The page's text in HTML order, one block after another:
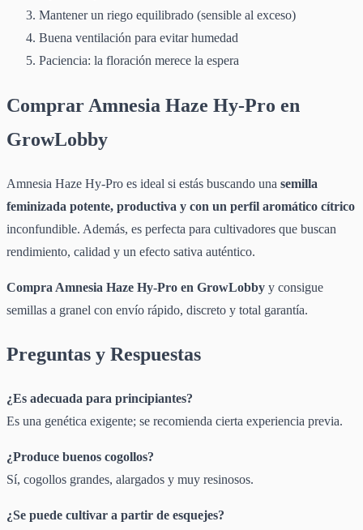
Mantener un riego equilibrado (sensible al exceso)
Buena ventilación para evitar humedad
Paciencia: la floración merece la espera
Comprar Amnesia Haze Hy-Pro en
GrowLobby
Amnesia Haze Hy-Pro es ideal si estás buscando una semilla
feminizada potente, productiva y con un perfil aromático cítrico
inconfundible. Además, es perfecta para cultivadores que buscan
rendimiento, calidad y un efecto sativa auténtico.
Compra Amnesia Haze Hy-Pro en GrowLobby y consigue
semillas a granel con envío rápido, discreto y total garantía.
Preguntas y Respuestas
¿Es adecuada para principiantes?
Es una genética exigente; se recomienda cierta experiencia previa.
¿Produce buenos cogollos?
Sí, cogollos grandes, alargados y muy resinosos.
¿Se puede cultivar a partir de esquejes?